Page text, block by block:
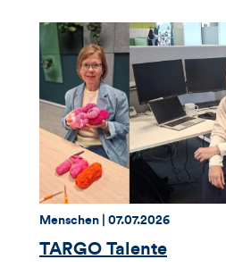
für
Views,
Likes
und
Kommentare
dieses
Artikels
Thema:
Menschen | Datum:
07.07.2026
TARGO Talente